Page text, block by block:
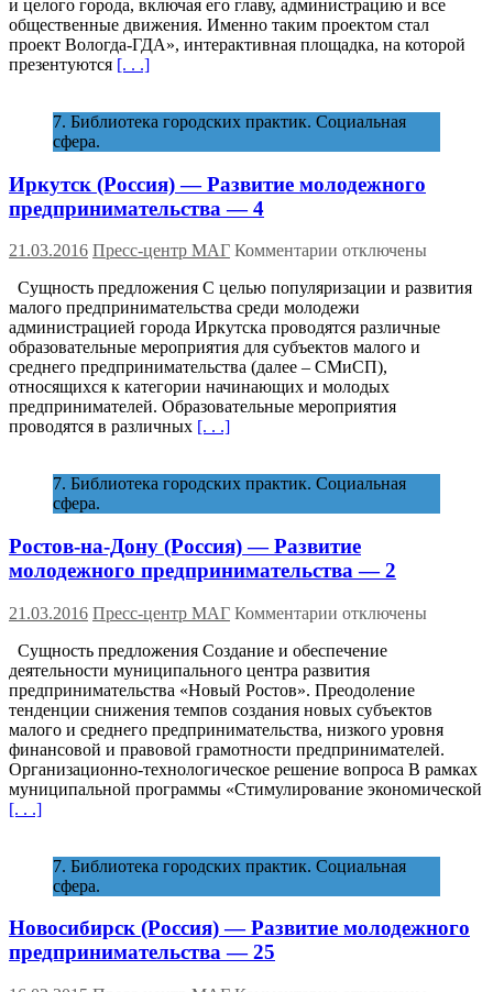
—
Городской
проект
7
и целого города, включая его главу, администрацию и все
общественные движения. Именно таким проектом стал
проект Вологда-ГДА», интерактивная площадка, на которой
презентуются [. . .]
7. Библиотека городских практик. Социальная
сфера.
Иркутск (Россия) — Развитие молодежного
предпринимательства — 4
21.03.2016 Пресс-центр МАГ Комментарии к
Иркутск
(Россия)
—
Развитие
молодежного
—
отключены
Сущность предложения С целью популяризации и развития
малого предпринимательства среди молодежи
администрацией города Иркутска проводятся различные
образовательные мероприятия для субъектов малого и
среднего предпринимательства (далее – СМиСП),
относящихся к категории начинающих и молодых
предпринимателей. Образовательные мероприятия
проводятся в различных [. . .]
7. Библиотека городских практик. Социальная
сфера.
Ростов-на-Дону (Россия) — Развитие
молодежного предпринимательства — 2
21.03.2016 Пресс-центр МАГ Комментарии к
Ростов-
на-
Дону (Россия)
—
Развитие
молодежного
—
отключены
Сущность предложения Создание и обеспечение
деятельности муниципального центра развития
предпринимательства «Новый Ростов». Преодоление
тенденции снижения темпов создания новых субъектов
малого и среднего предпринимательства, низкого уровня
финансовой и правовой грамотности предпринимателей.
Организационно-технологическое решение вопроса В рамках
муниципальной программы «Стимулирование экономической
[. . .]
7. Библиотека городских практик. Социальная
сфера.
Новосибирск (Россия) — Развитие молодежного
предпринимательства — 25